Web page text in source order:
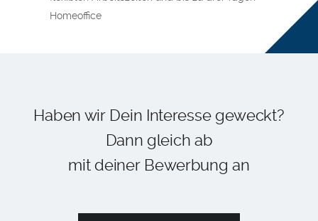
Homeoffice
Haben wir Dein Interesse geweckt?
Dann gleich ab
mit deiner Bewerbung an